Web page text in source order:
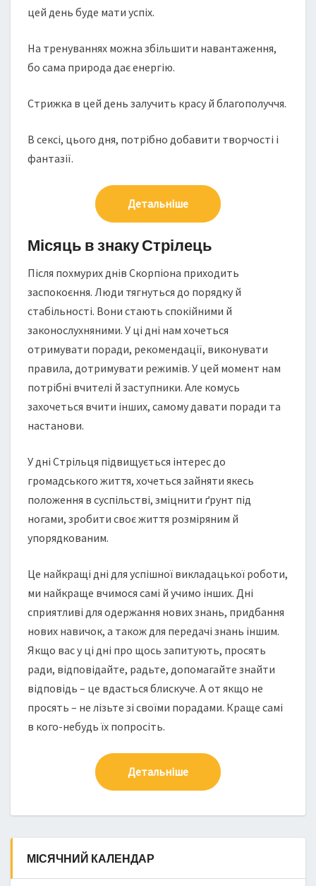
цей день буде мати успіх.
На тренуваннях можна збільшити навантаження,
бо сама природа дає енергію.
Cтрижка в цей день залучить красу й благополуччя.
В сексі, цього дня, потрібно добавити творчості і
фантазії.
Детальніше
Місяць в знаку Стрілець
Після похмурих днів Скорпіона приходить
заспокоєння. Люди тягнуться до порядку й
стабільності. Вони стають спокійними й
законослухняними. У ці дні нам хочеться
отримувати поради, рекомендації, виконувати
правила, дотримувати режимів. У цей момент нам
потрібні вчителі й заступники. Але комусь
захочеться вчити інших, самому давати поради та
настанови.
У дні Стрільця підвищується інтерес до
громадського життя, хочеться зайняти якесь
положення в суспільстві, зміцнити ґрунт під
ногами, зробити своє життя розміряним й
упорядкованим.
Це найкращі дні для успішної викладацької роботи,
ми найкраще вчимося самі й учимо інших. Дні
сприятливі для одержання нових знань, придбання
нових навичок, а також для передачі знань іншим.
Якщо вас у ці дні про щось запитують, просять
ради, відповідайте, радьте, допомагайте знайти
відповідь – це вдасться блискуче. А от якщо не
просять – не лізьте зі своїми порадами. Краще самі
в кого-небудь їх попросіть.
Детальніше
МІСЯЧНИЙ КАЛЕНДАР